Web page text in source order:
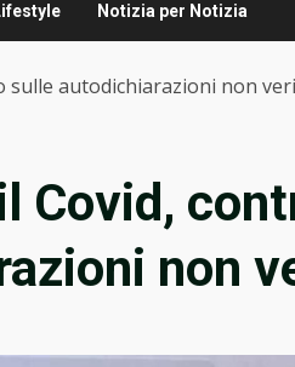
Notizia per Notizia
sulle autodichiarazioni non
Covid,
non